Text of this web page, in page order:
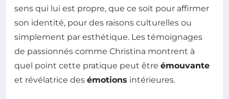
sens qui lui est propre, que ce soit pour affirmer
son identité, pour des raisons culturelles ou
simplement par esthétique. Les témoignages
de passionnés comme Christina montrent à
quel point cette pratique peut être émouvante
et révélatrice des émotions intérieures.